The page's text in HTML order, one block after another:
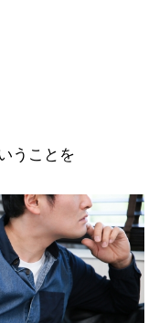
うことを